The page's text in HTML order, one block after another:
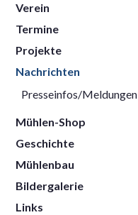
Verein
Termine
Projekte
Nachrichten
Presseinfos/Meldungen
Mühlen-Shop
Geschichte
Mühlenbau
Bildergalerie
Links